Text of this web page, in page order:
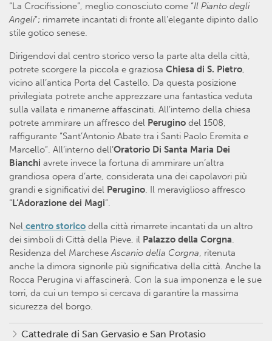
“La Crocifissione”, meglio conosciuto come “Il Pianto degli
Angeli”; rimarrete incantati di fronte all’elegante dipinto dallo
stile gotico senese.
Dirigendovi dal centro storico verso la parte alta della città,
potrete scorgere la piccola e graziosa Chiesa di S. Pietro,
vicino all’antica Porta del Castello. Da questa posizione
privilegiata potrete anche apprezzare una fantastica veduta
sulla vallata e rimanerne affascinati. All’interno della chiesa
potrete ammirare un affresco del Perugino del 1508,
raffigurante “Sant’Antonio Abate tra i Santi Paolo Eremita e
Marcello”. All’interno dell’Oratorio Di Santa Maria Dei
Bianchi avrete invece la fortuna di ammirare un’altra
grandiosa opera d’arte, considerata una dei capolavori più
grandi e significativi del Perugino. Il meraviglioso affresco
“L’Adorazione dei Magi”.
Nel centro storico della città rimarrete incantati da un altro
dei simboli di Città della Pieve, il Palazzo della Corgna.
Residenza del MarcheseAscanio della Corgna, ritenuta
anche la dimora signorile più significativa della città. Anche la
Rocca Perugina vi affascinerà. Con la sua imponenza e le sue
torri, da cui un tempo si cercava di garantire la massima
sicurezza del borgo.
Cattedrale di San Gervasio e San Protasio